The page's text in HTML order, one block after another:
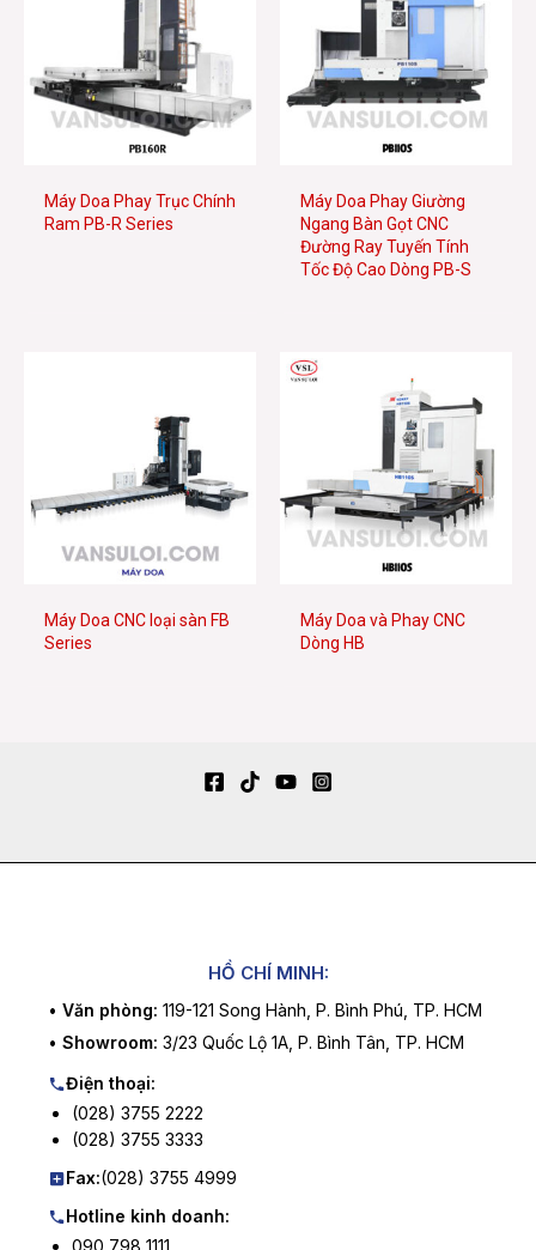
Máy Doa Phay Trục Chính
Ram PB-R Series
Máy Doa Phay Giường
Ngang Bàn Gọt CNC
Đường Ray Tuyến Tính
Tốc Độ Cao Dòng PB-S
Máy Doa CNC loại sàn FB
Series
Máy Doa và Phay CNC
Dòng HB
HỒ CHÍ MINH:
• Văn phòng: 119-121 Song Hành, P. Bình Phú, TP. HCM
• Showroom: 3/23 Quốc Lộ 1A, P. Bình Tân, TP. HCM
Điện thoại:
(028) 3755 2222
(028) 3755 3333
Fax:(028) 3755 4999
Hotline kinh doanh:
090 798 1111